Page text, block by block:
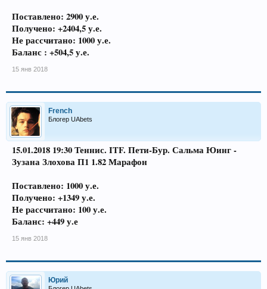
Поставлено: 2900 у.е.
Получено: +2404,5 у.е.
Не рассчитано: 1000 у.е.
Баланс : +504,5 у.е.
15 янв 2018
French
Блогер UAbets
15.01.2018 19:30 Теннис. ITF. Пети-Бур. Сальма Юинг -
Зузана Злохова П1 1.82 Марафон
Поставлено: 1000 у.е.
Получено: +1349 у.е.
Не рассчитано: 100 у.е.
Баланс: +449 у.е
15 янв 2018
Юрий